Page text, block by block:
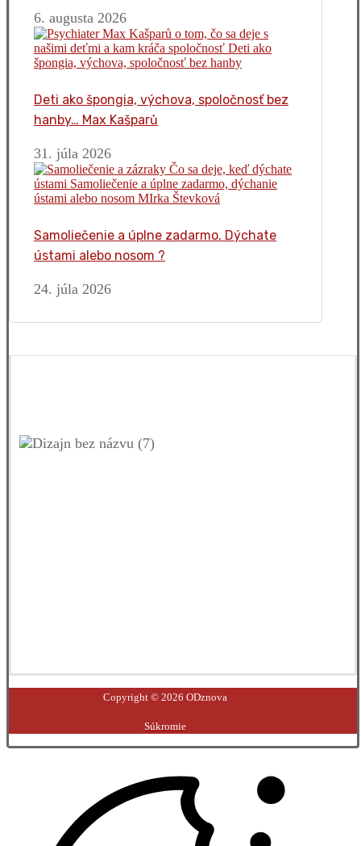
6. augusta 2026
Deti ako špongia, výchova, spoločnosť bez
hanby… Max Kašparů
31. júla 2026
Samoliečenie a úplne zadarmo. Dýchate
ústami alebo nosom ?
24. júla 2026
Copyright © 2026 ODznova
Súkromie